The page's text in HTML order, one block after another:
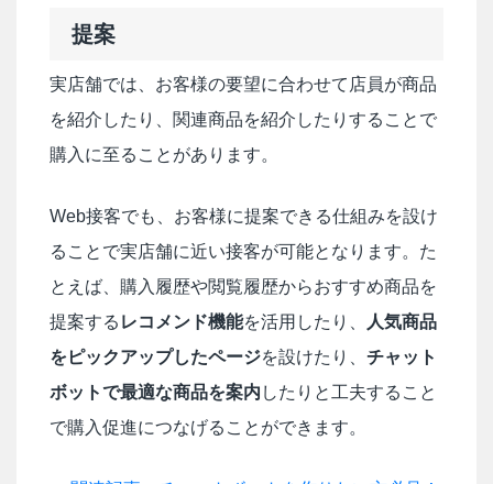
提案
実店舗では、お客様の要望に合わせて店員が商品
を紹介したり、関連商品を紹介したりすることで
購入に至ることがあります。
Web接客でも、お客様に提案できる仕組みを設け
ることで実店舗に近い接客が可能となります。た
とえば、購入履歴や閲覧履歴からおすすめ商品を
提案する レコメンド機能を活用したり、
人気商品
をピックアップしたページを設けたり、 チャット
ボットで最適な商品を案内 したりと工夫すること
で購入促進につなげることができます。